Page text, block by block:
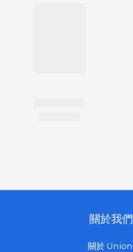
關於我們
關於 Union